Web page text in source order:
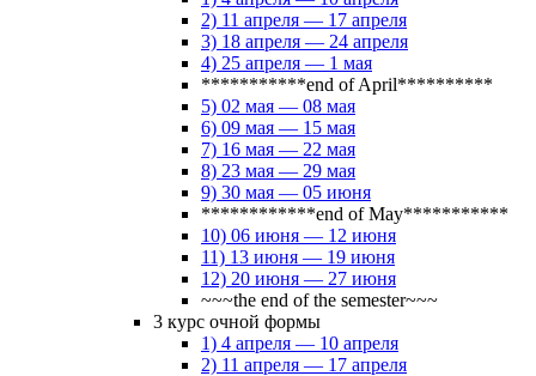
2) 11 апреля — 17 апреля
3) 18 апреля — 24 апреля
4) 25 апреля — 1 мая
***********end of April**********
5) 02 мая — 08 мая
6) 09 мая — 15 мая
7) 16 мая — 22 мая
8) 23 мая — 29 мая
9) 30 мая — 05 июня
************end of May***********
10) 06 июня — 12 июня
11) 13 июня — 19 июня
12) 20 июня — 27 июня
~~~the end of the semester~~~
3 курс очной формы
1) 4 апреля — 10 апреля
2) 11 апреля — 17 апреля